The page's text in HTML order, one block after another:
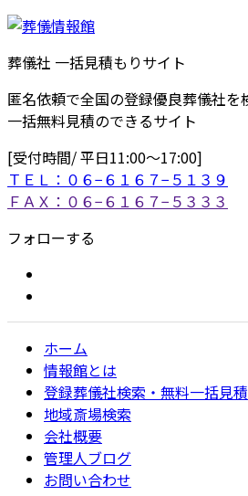
葬儀社 一括見積もりサイト
匿名依頼で全国の登録優良葬儀社を
一括無料見積のできるサイト
[受付時間/ 平日11:00〜17:00]
ＴＥＬ：０６−６１６７−５１３９
ＦＡＸ：０６−６１６７−５３３３
フォローする
ホーム
情報館とは
登録葬儀社検索・無料一括見積
地域斎場検索
会社概要
管理人ブログ
お問い合わせ